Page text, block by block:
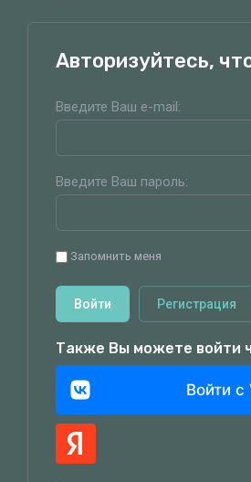
Авторизуйтесь,
Введите Ваш e-mail:
Введите Ваш пароль:
Запомнить меня
Войти Регистрация
Также Вы можете войти
Войти